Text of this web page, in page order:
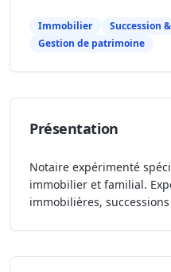
Immobilier Succession
Gestion de patrimoine
Présentation
Notaire expérimenté
immobilier et familial.
immobilières,